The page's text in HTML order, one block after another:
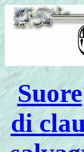
Suore
di